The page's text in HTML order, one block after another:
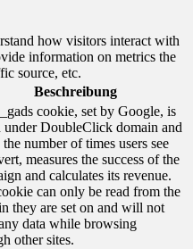
how visitors interact with
information on metrics the
source, etc.
Beschreibung
cookie, set by Google, is
under DoubleClick domain and
the number of times users see
measures the success of the
and calculates its revenue.
can only be read from the
they are set on and will not
data while browsing
other sites.